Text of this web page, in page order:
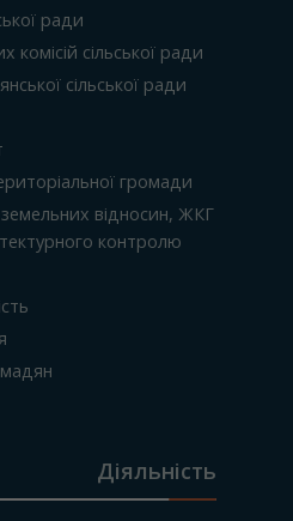
ради
комісій сільської ради
сільської ради
громади
земельних відносин, ЖКГ
контролю
Діяльність